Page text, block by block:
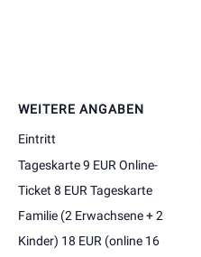
WEITERE ANGABEN
Eintritt
Tageskarte 9 EUR Online-
Ticket 8 EUR Tageskarte
Familie (2 Erwachsene + 2
Kinder) 18 EUR (online 16